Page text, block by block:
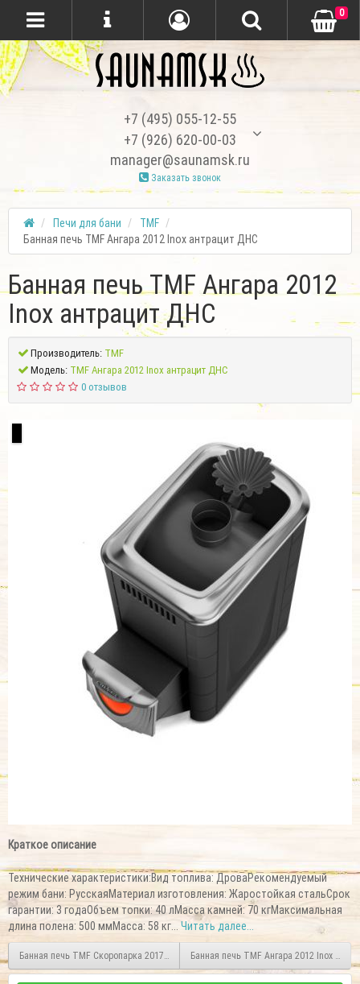
+7 (495) 055-12-55
+7 (926) 620-00-03
manager@saunamsk.ru
Заказать звонок
0
Печи для бани
TMF
Банная печь TMF Ангара 2012 Inox антрацит ДНС
Банная печь TMF Ангара 2012
Inox антрацит ДНС
Производитель: TMF
Модель: TMF Ангара 2012 Inox антрацит ДНС
0 отзывов
Краткое описание
Технические характеристики:Вид топлива: ДроваРекомендуемый
режим бани: РусскаяМатериал изготовления: Жаростойкая стальСрок
гарантии: 3 годаОбъем топки: 40 лМасса камней: 70 кгМаксимальная
длина полена: 500 ммМасса: 58 кг... Читать далее...
Банная печь TMF Скоропарка 2017 Inox ДНC Б антрацитБанная печь TMF Ангара 2012 Inox